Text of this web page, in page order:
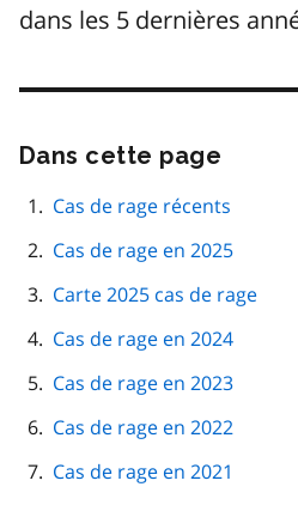
dans les 5 dernières
Dans cette page
Cas de rage récents
Cas de rage en 2025
Carte 2025 cas de rage
Cas de rage en 2024
Cas de rage en 2023
Cas de rage en 2022
Cas de rage en 2021